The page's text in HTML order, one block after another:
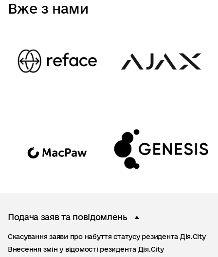
Вже з нами
Подача заяв та повідомлень
Скасування заяви про набуття статусу резидента Дія.City
Внесення змін у відомості резидента Дія.City